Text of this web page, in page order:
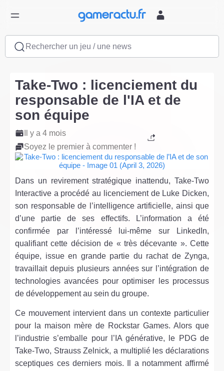
Rechercher un jeu / une news
Take-Two : licenciement du
responsable de l'IA et de
son équipe
Il y a 4 mois
Soyez le premier à commenter !
Dans un revirement stratégique inattendu, Take-Two
Interactive a procédé au licenciement de Luke Dicken,
son responsable de l’intelligence artificielle, ainsi que
d’une partie de ses effectifs. L’information a été
confirmée par l’intéressé lui-même sur LinkedIn,
qualifiant cette décision de « très décevante ». Cette
équipe, issue en grande partie du rachat de Zynga,
travaillait depuis plusieurs années sur l’intégration de
technologies avancées pour optimiser les processus
de développement au sein du groupe.
Ce mouvement intervient dans un contexte particulier
pour la maison mère de Rockstar Games. Alors que
l’industrie s’emballe pour l’IA générative, le PDG de
Take-Two, Strauss Zelnick, a multiplié les déclarations
sceptiques ces derniers mois. Il a notamment affirmé